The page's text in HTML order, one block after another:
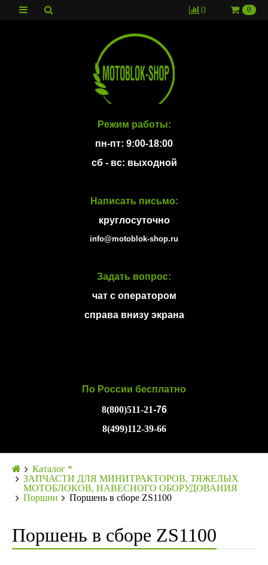
0 0
Режим работы:
пн-пт: 9:00-18:00
сб - вс: выходной
Написать письмо:
круглосуточно
info@motoblok-shop.ru
Задать вопрос:
чат с оператором
справа внизу экрана
По России бесплатно
8(800)511-21-76
8(499)112-39-66
Каталог *
ЗАПЧАСТИ ДЛЯ МИНИТРАКТОРОВ, ТЯЖЕЛЫХ
МОТОБЛОКОВ, НАВЕСНОГО ОБОРУДОВАНИЯ
Поршни
Поршень в сборе ZS1100
Поршень в сборе ZS1100